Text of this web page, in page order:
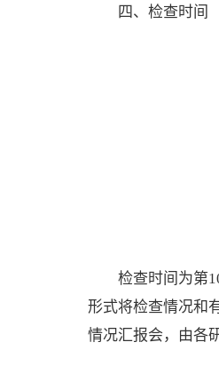
四、检查时间
检查时间为第
形式将检查情况和
情况汇报会，由各